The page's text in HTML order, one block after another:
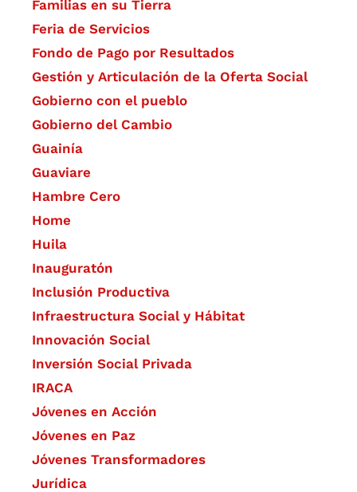
Familias en su Tierra
Feria de Servicios
Fondo de Pago por Resultados
Gestión y Articulación de la Oferta Social
Gobierno con el pueblo
Gobierno del Cambio
Guainía
Guaviare
Hambre Cero
Home
Huila
Inauguratón
Inclusión Productiva
Infraestructura Social y Hábitat
​Innovación Social
Inversión Social Privada
IRACA
Jóvenes en Acción
Jóvenes en Paz
Jóvenes Transformadores
Jurídica